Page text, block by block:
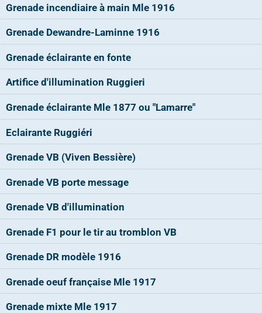
Grenade incendiaire à main Mle 1916
Grenade Dewandre-Laminne 1916
Grenade éclairante en fonte
Artifice d'illumination Ruggieri
Grenade éclairante Mle 1877 ou "Lamarre"
Eclairante Ruggiéri
Grenade VB (Viven Bessière)
Grenade VB porte message
Grenade VB d'illumination
Grenade F1 pour le tir au tromblon VB
Grenade DR modèle 1916
Grenade oeuf française Mle 1917
Grenade mixte Mle 1917